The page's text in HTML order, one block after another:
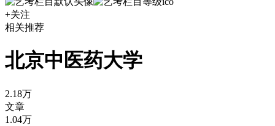
+关注
相关推荐
北京中医药大学
2.18万
文章
1.04万